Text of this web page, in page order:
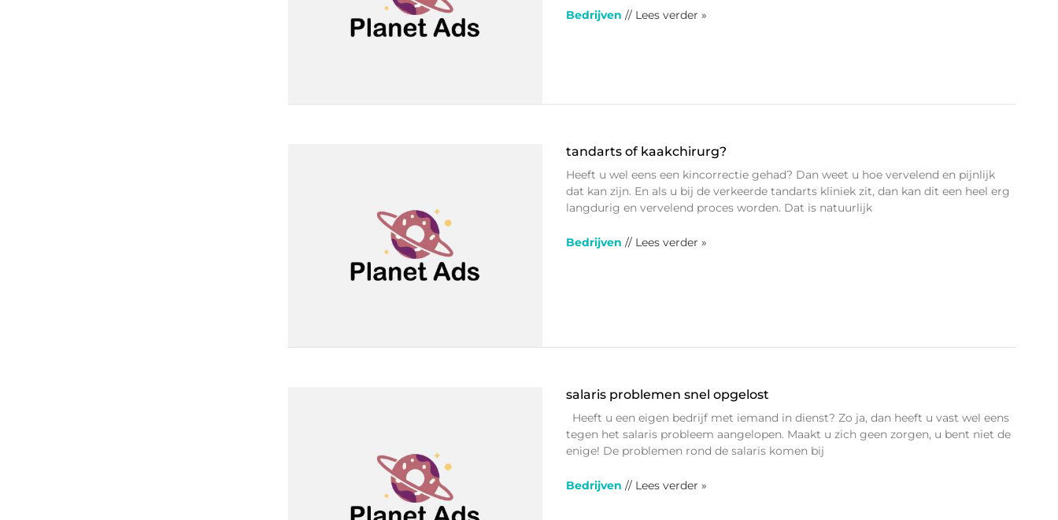
Bedrijven // Lees verder »
tandarts of kaakchirurg?
Heeft u wel eens een kincorrectie gehad? Dan weet u hoe vervelend en pijnlijk
dat kan zijn. En als u bij de verkeerde tandarts kliniek zit, dan kan dit een heel erg
langdurig en vervelend proces worden. Dat is natuurlijk
Bedrijven // Lees verder »
salaris problemen snel opgelost
Heeft u een eigen bedrijf met iemand in dienst? Zo ja, dan heeft u vast wel eens
tegen het salaris probleem aangelopen. Maakt u zich geen zorgen, u bent niet de
enige! De problemen rond de salaris komen bij
Bedrijven // Lees verder »